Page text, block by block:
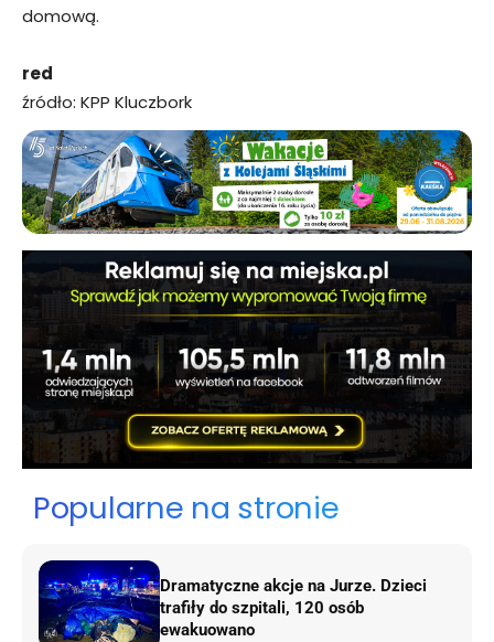
domową.
red
źródło: KPP Kluczbork
Popularne na stronie
Dramatyczne akcje na Jurze. Dzieci
trafiły do szpitali, 120 osób
ewakuowano